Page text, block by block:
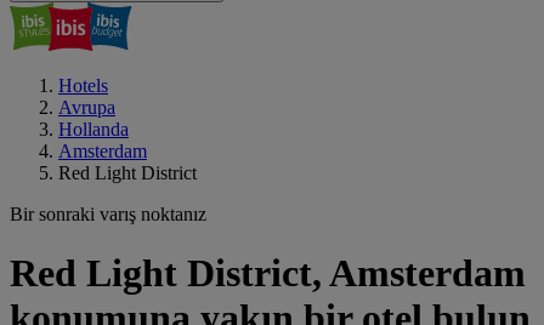
Hotels
Avrupa
Hollanda
Amsterdam
Red Light District
Bir sonraki varış noktanız
Red Light District, Amsterdam